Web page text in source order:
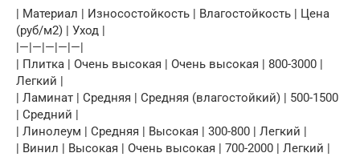
| Материал | Износостойкость | Влагостойкость | Цена
(руб/м2) | Уход |
|—|—|—|—|—|
| Плитка | Очень высокая | Очень высокая | 800-3000 |
Легкий |
| Ламинат | Средняя | Средняя (влагостойкий) | 500-1500
| Средний |
| Линолеум | Средняя | Высокая | 300-800 | Легкий |
| Винил | Высокая | Очень высокая | 700-2000 | Легкий |